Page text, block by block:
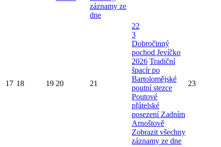
záznamy ze
dne
17 18 19 20 21
22
3
Dobročinný
pochod Jevíčko
2026 Tradiční
špacír po
Bartolomějské
poutní stezce
Poutové
přátelské
posezení Zadním
Arnoštově
Zobrazit všechny
záznamy ze dne
23